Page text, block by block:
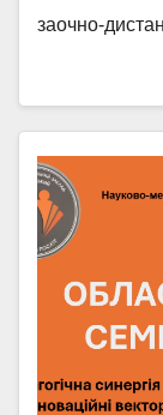
заочно-